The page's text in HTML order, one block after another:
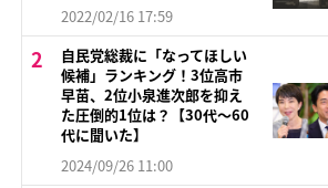
2022/02/16 17:59
自民党総裁に「なってほしい
候補」ランキング！3位高市
早苗、2位小泉進次郎を抑え
た圧倒的1位は？【30代〜60
代に聞いた】
2024/09/26 11:00